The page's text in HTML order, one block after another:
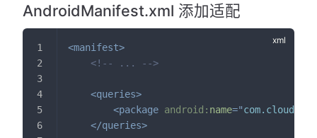
AndroidManifest.xml 添加适配
<manifest>
<!-- ... -->
<queries>
<package android: name="
</queries>